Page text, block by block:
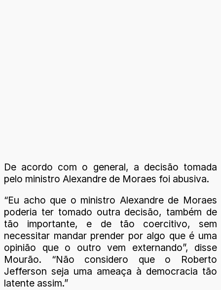
De acordo com o general, a decisão tomada
pelo ministro Alexandre de Moraes foi abusiva.
“Eu acho que o ministro Alexandre de Moraes
poderia ter tomado outra decisão, também de
tão importante, e de tão coercitivo, sem
necessitar mandar prender por algo que é uma
opinião que o outro vem externando”, disse
Mourão. “Não considero que o Roberto
Jefferson seja uma ameaça à democracia tão
latente assim.”